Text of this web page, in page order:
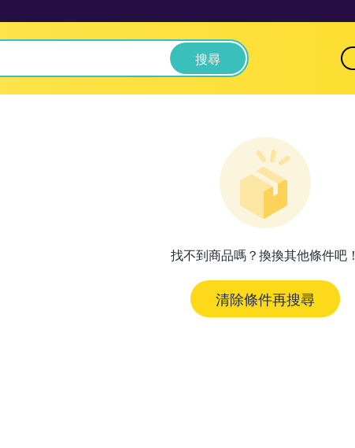
搜尋
找不到商品嗎？換換其他條件吧！
清除條件再搜尋